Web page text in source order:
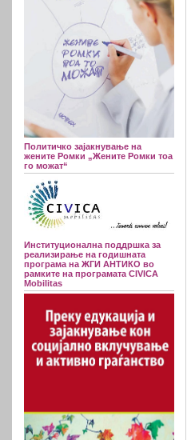
Политичко зајакнување на
жените Ромки „Жените Ромки тоа
го можат“
Институционална поддршка за
реализирање на годишната
програма на ЖГИ АНТИКО во
рамките на програмата CIVICA
Mobilitas